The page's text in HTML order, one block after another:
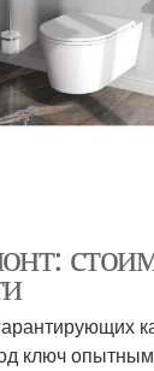
ключ